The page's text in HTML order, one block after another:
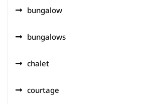
bungalow
bungalows
chalet
courtage